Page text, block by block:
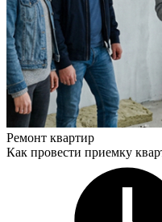
Ремонт квартир
Как провести приемку